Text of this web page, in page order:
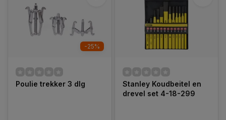
-25%
Poulie trekker 3 dlg
Stanley Koudbeitel en
drevel set 4-18-299